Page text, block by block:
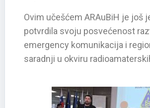
Ovim učešćem ARAuBiH je još
potvrdila svoju posvećenost
emergency komunikacija i
saradnji u okviru